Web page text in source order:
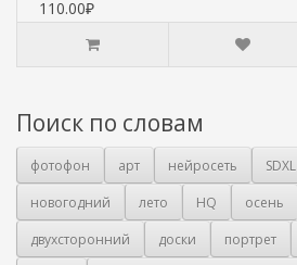
110.00₽
Поиск по словам
фотофон арт нейросеть SDXL
новогодний
лето HQ осень
двухсторонний
доски портрет